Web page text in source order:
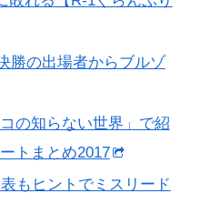
勝の出場者からブルゾ
の知らない世界」で紹
トまとめ2017
もヒントでミスリード